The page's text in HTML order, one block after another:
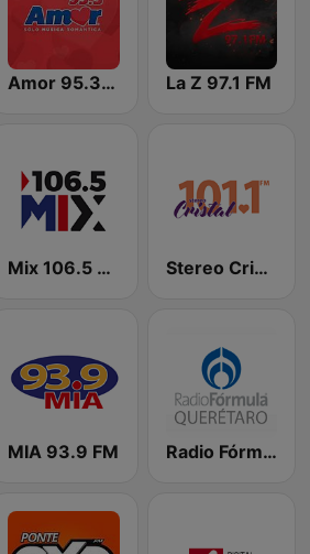
Amor 95.3 FM La Z 97.1 FM
Mix 106.5 Querétaro Stereo Cristal 101.1 FM
MIA 93.9 FM Radio Fórmula Querétaro